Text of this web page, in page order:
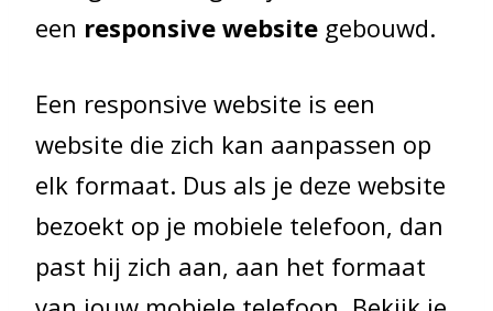
een responsive website gebouwd.
Een responsive website is een
website die zich kan aanpassen op
elk formaat. Dus als je deze website
bezoekt op je mobiele telefoon, dan
past hij zich aan, aan het formaat